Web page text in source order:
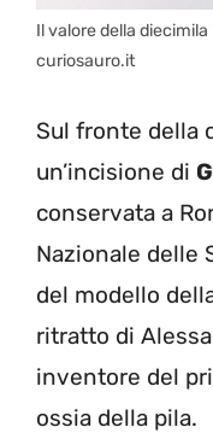
Il valore della
curiosauro.it
Sul fronte della
un’incisione di
conservata a
Nazionale delle
del modello
ritratto di
inventore del
ossia della pila.